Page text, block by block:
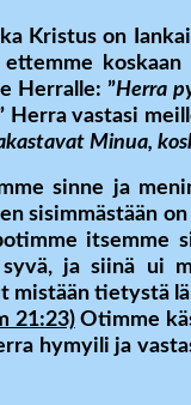
Kristus on
Herralle: ”Herra
Herra vastasi
Minua,
sinne ja
sisimmästään
itsemme
ja siinä ui
mistään tietystä
21:23)Otimme
hymyili ja